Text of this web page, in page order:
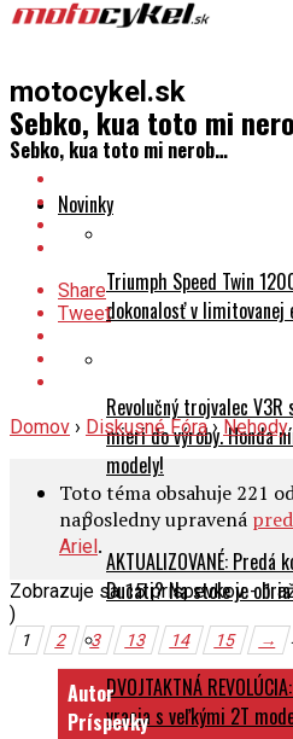
motocykel.sk
Sebko, kua toto mi nerob…
Novinky
Triumph Speed Twin
dokonalosť v limitovanej
Revolučný trojvalec
mieri do výroby. Honda
modely!
AKTUALIZOVANÉ:
Ducati? Na stole je
DVOJTAKTNÁ
vracia s veľkými 2T
Sebko, kua toto mi
Share
Tweet
Domov › Diskusné Fóra › Nehody
Toto téma obsahuje 221
naposledny upravená
Ariel .
Zobrazuje sa 15 príspevkov - 1
)
1 2 3 13 14 15 →
Autor
Príspevky